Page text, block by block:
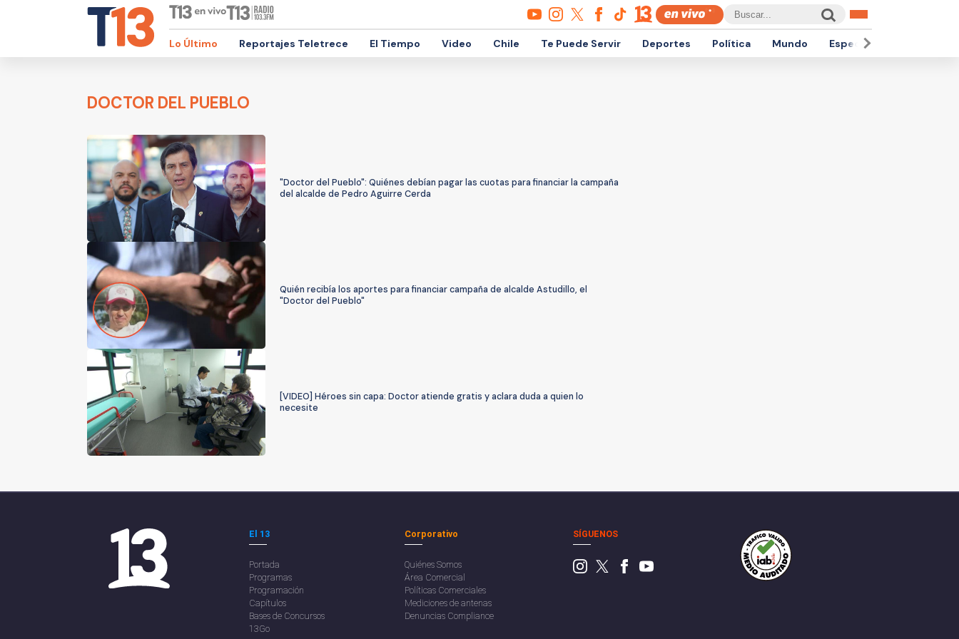
Lo Último Reportajes Teletrece El Tiempo Video Chile Te Puede Servir Deportes Política Mundo Espectáculos
DOCTOR DEL PUEBLO
"Doctor del Pueblo": Quiénes debían pagar las cuotas para financiar la campaña
del alcalde de Pedro Aguirre Cerda
Quién recibía los aportes para financiar campaña de alcalde Astudillo, el
"Doctor del Pueblo"
[VIDEO] Héroes sin capa: Doctor atiende gratis y aclara duda a quien lo
necesite
El 13
Portada
Programas
Programación
Capítulos
Bases de Concursos
13Go
Corporativo
Quiénes Somos
Área Comercial
Políticas Comerciales
Mediciones de antenas
Denuncias Compliance
SÍGUENOS